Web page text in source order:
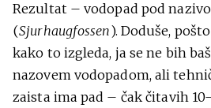
Rezultat – vodopad pod
(Sjurhaugfossen). Doduše,
kako to izgleda, ja se ne bih
nazovem vodopadom, ali
zaista ima pad – čak čitavih